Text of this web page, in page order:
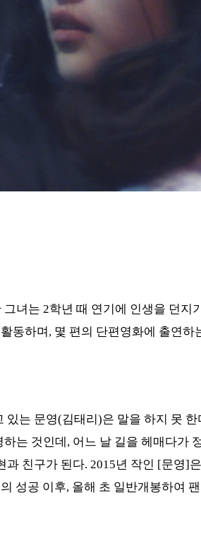
녀는 2학년 때 연기에 인생을 던지
동하며, 몇 편의 단편영화에 출연하
는 문영(김태리)은 말을 하지 못 한
는 것인데, 어느 날 길을 헤매다가
친구가 된다. 2015년 작인 [문영]
성공 이후, 올해 초 일반개봉하여